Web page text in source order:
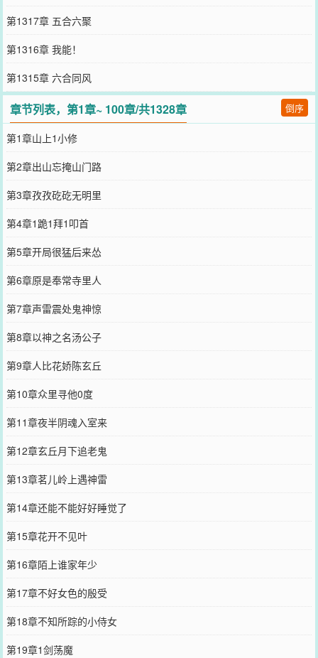
第1317章 五合六聚
第1316章 我能！
第1315章 六合同风
章节列表，第1章~ 100章/共1328章 倒序
第1章山上1小修
第2章出山忘掩山门路
第3章孜孜矻矻无明里
第4章1跪1拜1叩首
第5章开局很猛后来怂
第6章原是奉常寺里人
第7章声雷震处鬼神惊
第8章以神之名汤公子
第9章人比花娇陈玄丘
第10章众里寻他0度
第11章夜半阴魂入室来
第12章玄丘月下追老鬼
第13章茗儿岭上遇神雷
第14章还能不能好好睡觉了
第15章花开不见叶
第16章陌上谁家年少
第17章不好女色的殷受
第18章不知所踪的小侍女
第19章1剑荡魔